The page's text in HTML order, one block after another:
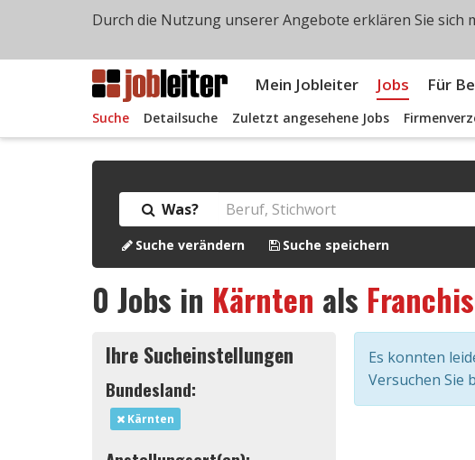
Mein Jobleiter Jobs Für
Suche Detailsuche Zuletzt angesehene Jobs
Was?
Suche verändern Suche speichern
0 Jobs in Kärnten als
Ihre Sucheinstellungen
Bundesland:
Kärnten
Es konnten
Versuchen Sie
Durch die Nutzung unserer Angebote erklären Sie sich